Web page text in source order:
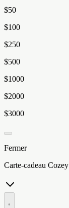
$50
$100
$250
$500
$1000
$2000
$3000
Fermer
Carte-cadeau Cozey
•